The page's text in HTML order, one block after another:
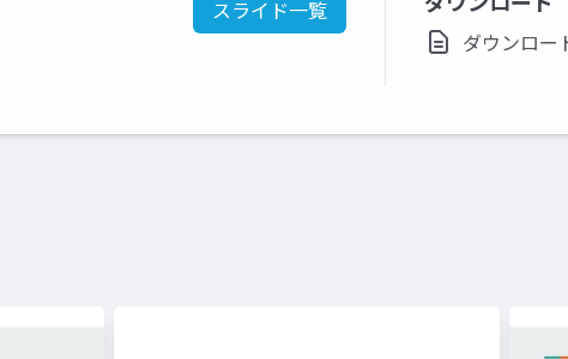
スライド一覧
ダウンロー